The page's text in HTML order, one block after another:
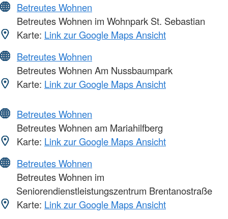
Betreutes Wohnen
Betreutes Wohnen im Wohnpark St. Sebastian
Karte: Link zur Google Maps Ansicht
Betreutes Wohnen
Betreutes Wohnen Am Nussbaumpark
Karte: Link zur Google Maps Ansicht
Betreutes Wohnen
Betreutes Wohnen am Mariahilfberg
Karte: Link zur Google Maps Ansicht
Betreutes Wohnen
Betreutes Wohnen im
Seniorendienstleistungszentrum Brentanostraße
Karte: Link zur Google Maps Ansicht